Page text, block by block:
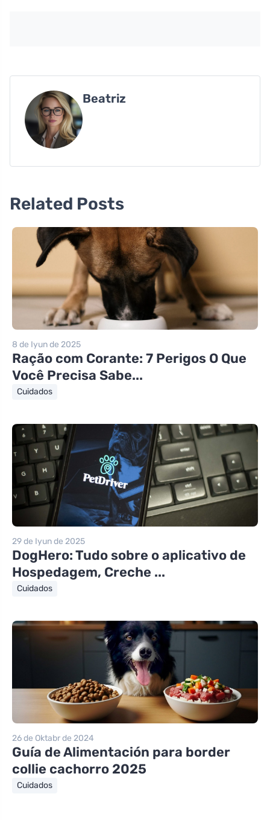
Beatriz
Related Posts
8 de Iyun de 2025
Ração com Corante: 7 Perigos O Que
Você Precisa Sabe...
Cuidados
29 de Iyun de 2025
DogHero: Tudo sobre o aplicativo de
Hospedagem, Creche ...
Cuidados
26 de Oktabr de 2024
Guía de Alimentación para border
collie cachorro 2025
Cuidados